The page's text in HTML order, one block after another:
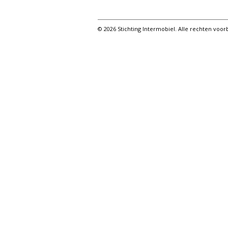
© 2026 Stichting Intermobiel. Alle rechten